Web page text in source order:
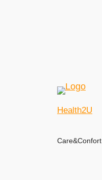
Health2U
Care&Confort